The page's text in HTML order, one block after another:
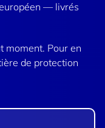
— livrés
moment. Pour en
de protection